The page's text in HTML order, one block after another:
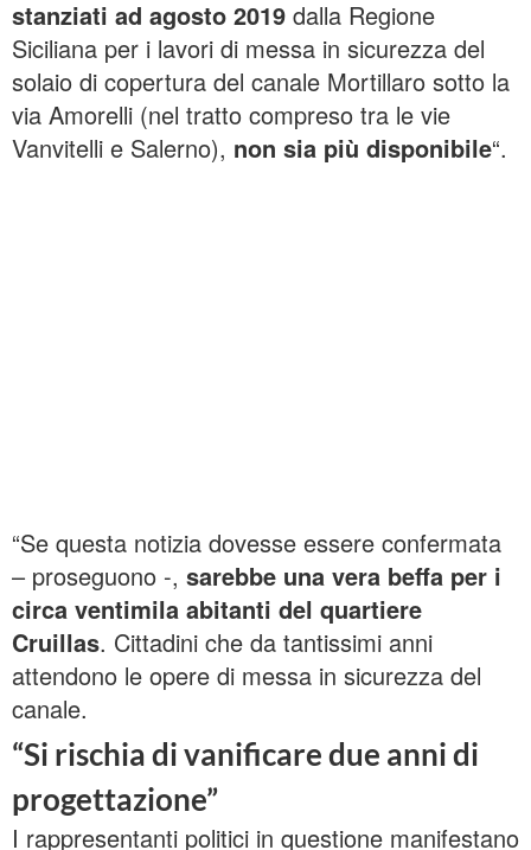
stanziati ad agosto 2019 dalla Regione
Siciliana per i lavori di messa in sicurezza del
solaio di copertura del canale Mortillaro sotto la
via Amorelli (nel tratto compreso tra le vie
Vanvitelli e Salerno), non sia più disponibile“.
“Se questa notizia dovesse essere confermata
– proseguono -, sarebbe una vera beffa per i
circa ventimila abitanti del quartiere
Cruillas. Cittadini che da tantissimi anni
attendono le opere di messa in sicurezza del
canale.
“Si rischia di vanificare due anni di
progettazione”
I rappresentanti politici in questione manifestano